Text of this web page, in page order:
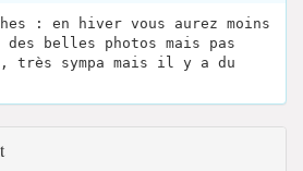
: en hiver vous aurez moins
belles photos mais pas
très sympa mais il y a du